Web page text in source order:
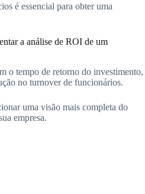
é essencial para obter uma
a análise de ROI de um
o tempo de retorno do investimento,
no turnover de funcionários.
uma visão mais completa do
empresa.